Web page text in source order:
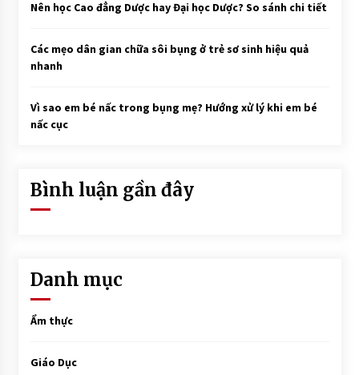
Nên học Cao đẳng Dược hay Đại học Dược? So sánh chi tiết
Các mẹo dân gian chữa sôi bụng ở trẻ sơ sinh hiệu quả
nhanh
Vì sao em bé nấc trong bụng mẹ? Hướng xử lý khi em bé
nấc cục
Bình luận gần đây
Danh mục
Ẩm thực
Giáo Dục